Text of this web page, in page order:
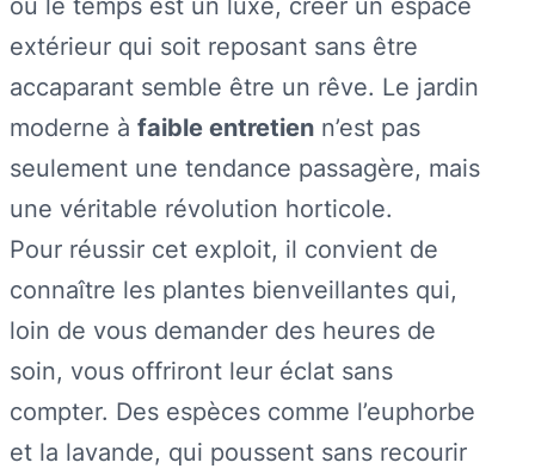
extérieur qui soit reposant sans être
accaparant semble être un rêve. Le jardin
moderne à faible entretien n’est pas
seulement une tendance passagère, mais
une véritable révolution horticole.
Pour réussir cet exploit, il convient de
connaître les plantes bienveillantes qui,
loin de vous demander des heures de
soin, vous offriront leur éclat sans
compter. Des espèces comme l’euphorbe
et la lavande, qui poussent sans recourir